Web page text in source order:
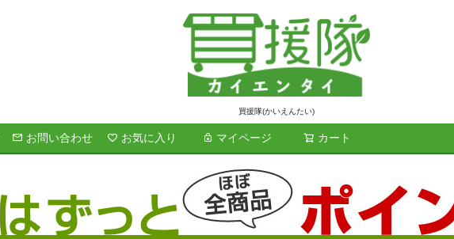
買援隊(かいえんたい)
お問い合わせ お気に入り マイページ カート
検索